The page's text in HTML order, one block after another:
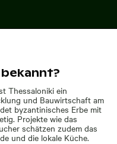
Thessaloniki ein
und Bauwirtschaft am
byzantinisches Erbe mit
Projekte wie das
schätzen zudem das
und die lokale Küche.